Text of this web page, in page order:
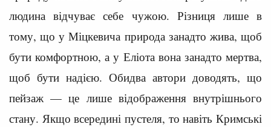
людина відчуває себе чужою. Різниця лише в
тому, що у Міцкевича природа занадто жива, щоб
бути комфортною, а у Еліота вона занадто мертва,
щоб бути надією. Обидва автори доводять, що
пейзаж — це лише відображення внутрішнього
стану. Якщо всередині пустеля, то навіть Кримські